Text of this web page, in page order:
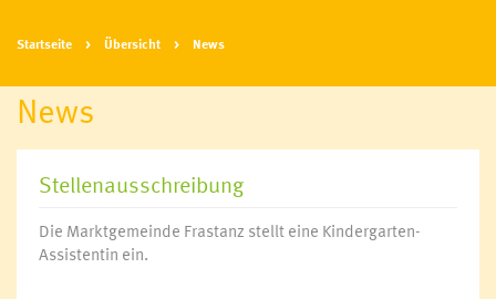
Startseite Übersicht News
News
Stellenausschreibung
Die Marktgemeinde Frastanz stellt eine Kindergarten-
Assistentin ein.